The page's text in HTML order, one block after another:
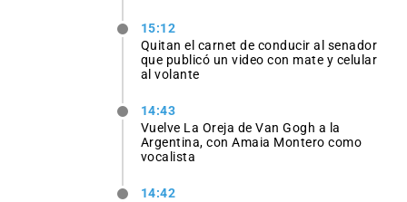
15:12
Quitan el carnet de conducir al senador
que publicó un video con mate y celular
al volante
14:43
Vuelve La Oreja de Van Gogh a la
Argentina, con Amaia Montero como
vocalista
14:42